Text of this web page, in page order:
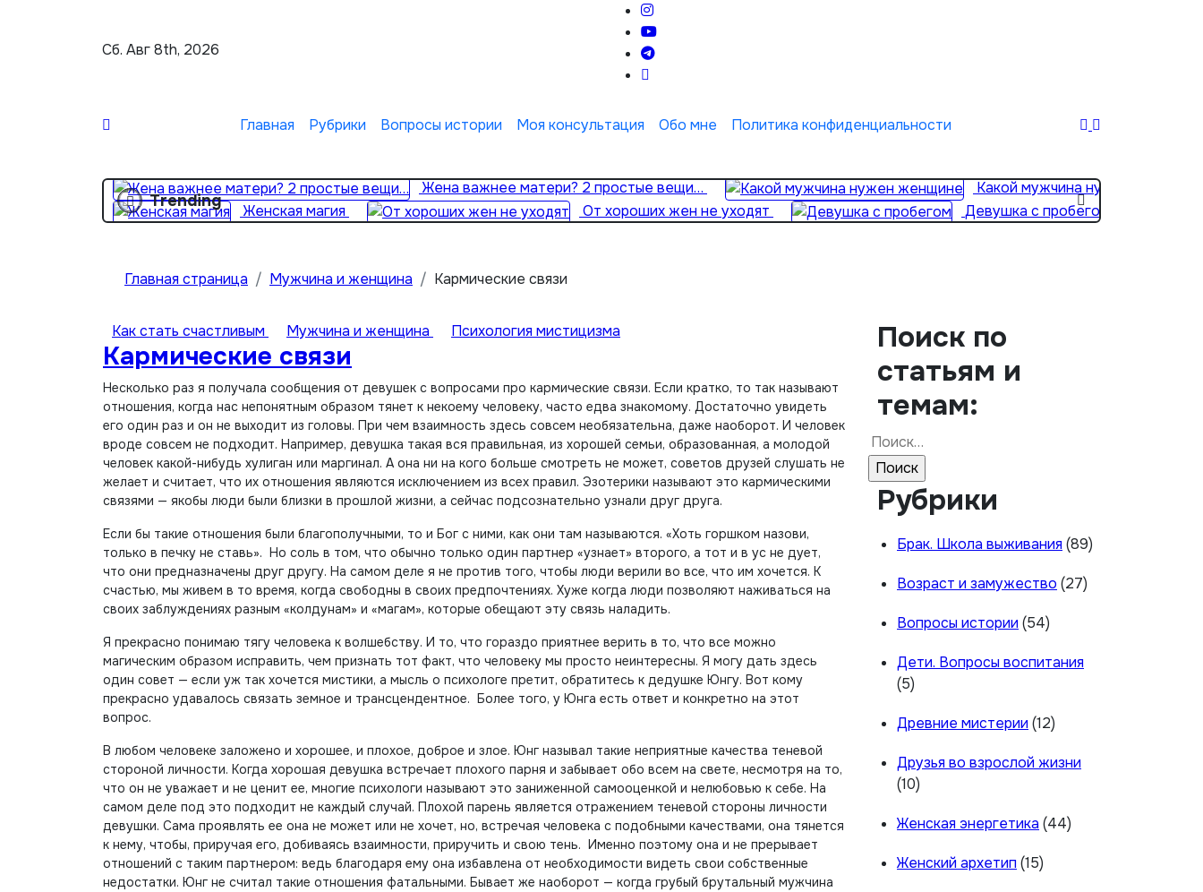
Сб. Авг 8th, 2026
Главная Рубрики Вопросы истории Моя консультация Обо мне Политика конфиденциальности
Trending
Жена важнее матери? 2 простые вещи…
Какой мужчина нужен женщине
Женская магия
От хороших жен не уходят Девушка с пробегом
Главная страница Мужчина и женщина Кармические связи
Как стать счастливым Мужчина и женщина Психология мистицизма
Кармические связи
Несколько раз я получала сообщения от девушек с вопросами про кармические связи. Если кратко, то так называют
отношения, когда нас непонятным образом тянет к некоему человеку, часто едва знакомому. Достаточно увидеть
его один раз и он не выходит из головы. При чем взаимность здесь совсем необязательна, даже наоборот. И человек
вроде совсем не подходит. Например, девушка такая вся правильная, из хорошей семьи, образованная, а молодой
человек какой-нибудь хулиган или маргинал. А она ни на кого больше смотреть не может, советов друзей слушать не
желает и считает, что их отношения являются исключением из всех правил. Эзотерики называют это кармическими
связями — якобы люди были близки в прошлой жизни, а сейчас подсознательно узнали друг друга.
Если бы такие отношения были благополучными, то и Бог с ними, как они там называются. «Хоть горшком назови,
только в печку не ставь». Но соль в том, что обычно только один партнер «узнает» второго, а тот и в ус не дует,
что они предназначены друг другу. На самом деле я не против того, чтобы люди верили во все, что им хочется. К
счастью, мы живем в то время, когда свободны в своих предпочтениях. Хуже когда люди позволяют наживаться на
своих заблуждениях разным «колдунам» и «магам», которые обещают эту связь наладить.
Я прекрасно понимаю тягу человека к волшебству. И то, что гораздо приятнее верить в то, что все можно
магическим образом исправить, чем признать тот факт, что человеку мы просто неинтересны. Я могу дать здесь
один совет — если уж так хочется мистики, а мысль о психологе претит, обратитесь к дедушке Юнгу. Вот кому
прекрасно удавалось связать земное и трансцендентное. Более того, у Юнга есть ответ и конкретно на этот
вопрос.
В любом человеке заложено и хорошее, и плохое, доброе и злое. Юнг называл такие неприятные качества теневой
стороной личности. Когда хорошая девушка встречает плохого парня и забывает обо всем на свете, несмотря на то,
что он не уважает и не ценит ее, многие психологи называют это заниженной самооценкой и нелюбовью к себе. На
самом деле под это подходит не каждый случай. Плохой парень является отражением теневой стороны личности
девушки. Сама проявлять ее она не может или не хочет, но, встречая человека с подобными качествами, она тянется
к нему, чтобы, приручая его, добиваясь взаимности, приручить и свою тень. Именно поэтому она и не прерывает
отношений с таким партнером: ведь благодаря ему она избавлена от необходимости видеть свои собственные
недостатки. Юнг не считал такие отношения фатальными. Бывает же наоборот — когда грубый брутальный мужчина
Поиск по
статьям и
темам:
Найти:
Рубрики
Брак. Школа выживания (89)
Возраст и замужество (27)
Вопросы истории (54)
Дети. Вопросы воспитания
(5)
Древние мистерии (12)
Друзья во взрослой жизни
(10)
Женская энергетика (44)
Женский архетип (15)